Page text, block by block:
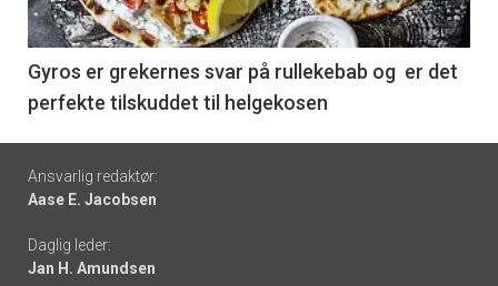
-
6
Gyros er grekernes svar på rullekebab og er det
perfekte tilskuddet til helgekosen
Footer
-
links
Ansvarlig redaktør:
Aase E. Jacobsen
Daglig leder:
Jan H. Amundsen